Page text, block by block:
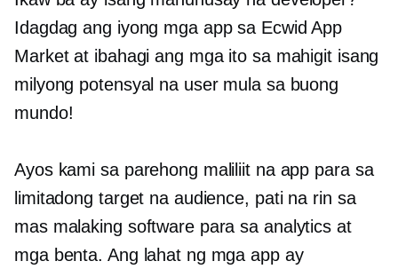
Idagdag ang iyong mga app sa Ecwid App
Market at ibahagi ang mga ito sa mahigit isang
milyong potensyal na user mula sa buong
mundo!
Ayos kami sa parehong maliliit na app para sa
limitadong target na audience, pati na rin sa
mas malaking software para sa analytics at
mga benta. Ang lahat ng mga app ay